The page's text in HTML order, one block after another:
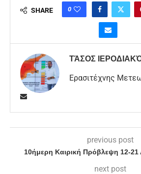
SHARE 0
ΤΆΣΟΣ
Ερασιτέχνης
previous post
10ήμερη Καιρική Πρόβλεψη 12-21
next post